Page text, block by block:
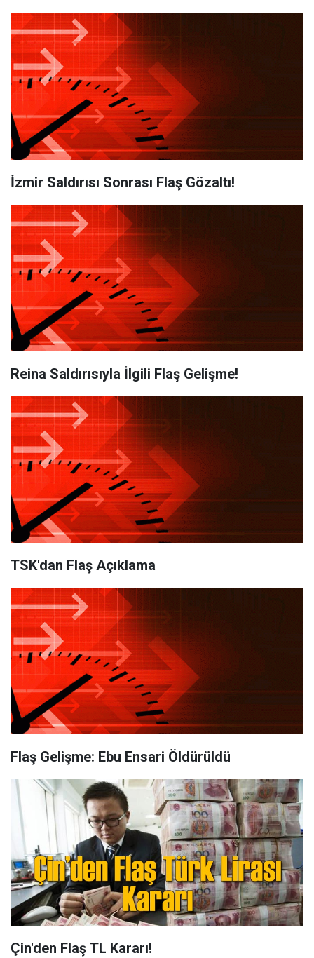
İzmir Saldırısı Sonrası Flaş Gözaltı!
Reina Saldırısıyla İlgili Flaş Gelişme!
TSK'dan Flaş Açıklama
Flaş Gelişme: Ebu Ensari Öldürüldü
Çin'den Flaş TL Kararı!